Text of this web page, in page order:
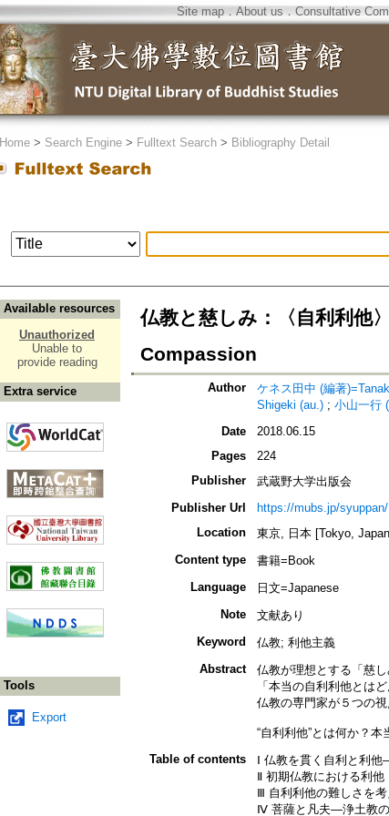
Site map．About us ． Consultative
Home> Search Engine> Fulltext Search> Bibliography Detail
Available resources
Unauthorized
Unable to
provide reading
Extra service
Tools
Export
仏教と慈しみ：〈自利利他
Compassion
Author ケネス田中 (編著
Shigeki (au.); 小山一行
Date
2018.06.15
Pages
224
Publisher
武蔵野大学出版会
Publisher Url
https://mubs.jp/syuppan/
Location
東京, 日本 [Tokyo,
Content type
書籍=Book
Language
日文=Japanese
Note
文献あり
Keyword
仏教; 利他主義
Abstract
仏教が理想とする「慈
「本当の自利利他とは
仏教の専門家が５つの視
“自利利他”とは何か？
Table of contents
Ⅰ 仏教を貫く自利と利他
Ⅱ 初期仏教における利他
Ⅲ 自利利他の難しさを考
Ⅳ 菩薩と凡夫―浄土教の